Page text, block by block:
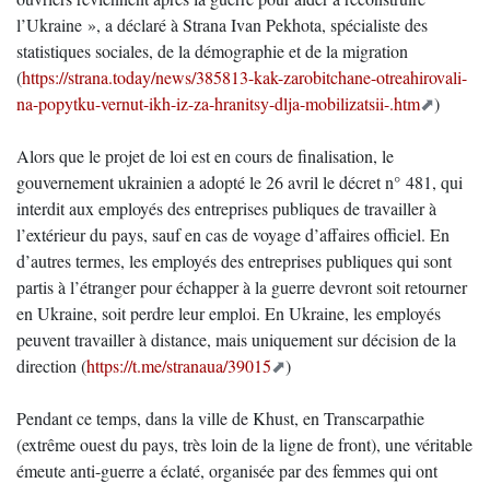
l’Ukraine », a déclaré à Strana Ivan Pekhota, spécialiste des
statistiques sociales, de la démographie et de la migration
(https://strana.today/news/385813-kak-zarobitchane-otreahirovali-
na-popytku-vernut-ikh-iz-za-hranitsy-dlja-mobilizatsii-.htm
)
Alors que le projet de loi est en cours de finalisation, le
gouvernement ukrainien a adopté le 26 avril le décret n° 481, qui
interdit aux employés des entreprises publiques de travailler à
l’extérieur du pays, sauf en cas de voyage d’affaires officiel. En
d’autres termes, les employés des entreprises publiques qui sont
partis à l’étranger pour échapper à la guerre devront soit retourner
en Ukraine, soit perdre leur emploi. En Ukraine, les employés
peuvent travailler à distance, mais uniquement sur décision de la
direction (https://t.me/stranaua/39015 )
Pendant ce temps, dans la ville de Khust, en Transcarpathie
(extrême ouest du pays, très loin de la ligne de front), une véritable
émeute anti-guerre a éclaté, organisée par des femmes qui ont